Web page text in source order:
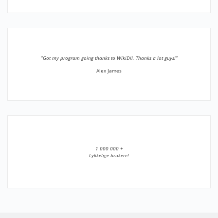
”Got my program going thanks to WikiDll. Thanks a lot guys!”
Alex James
1 000 000 +
Lykkelige brukere!